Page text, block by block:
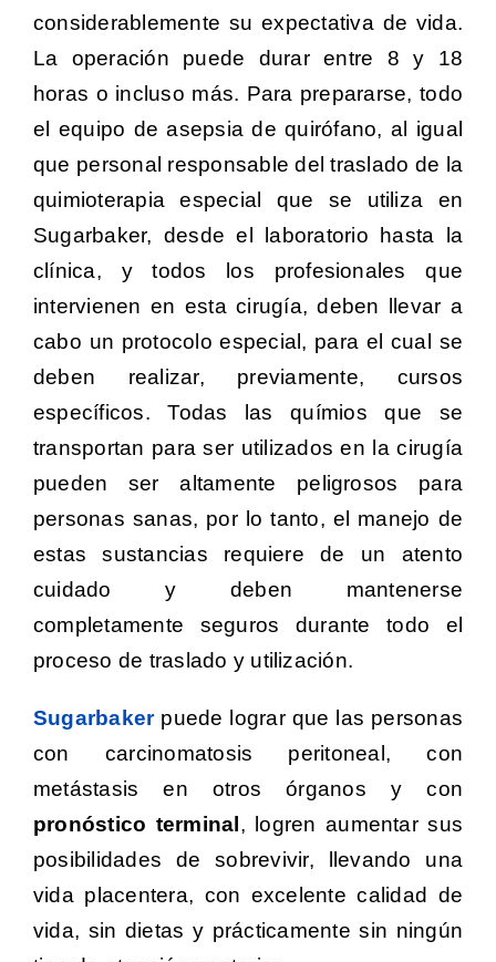
considerablemente su expectativa de vida.
La operación puede durar entre 8 y 18
horas o incluso más. Para prepararse, todo
el equipo de asepsia de quirófano, al igual
que personal responsable del traslado de la
quimioterapia especial que se utiliza en
Sugarbaker, desde el laboratorio hasta la
clínica, y todos los profesionales que
intervienen en esta cirugía, deben llevar a
cabo un protocolo especial, para el cual se
deben realizar, previamente, cursos
específicos. Todas las químios que se
transportan para ser utilizados en la cirugía
pueden ser altamente peligrosos para
personas sanas, por lo tanto, el manejo de
estas sustancias requiere de un atento
cuidado y deben mantenerse
completamente seguros durante todo el
proceso de traslado y utilización.
Sugarbakerpuede lograr que las personas
con carcinomatosis peritoneal, con
metástasis en otros órganos y con
pronóstico terminal, logren aumentar sus
posibilidades de sobrevivir, llevando una
vida placentera, con excelente calidad de
vida, sin dietas y prácticamente sin ningún